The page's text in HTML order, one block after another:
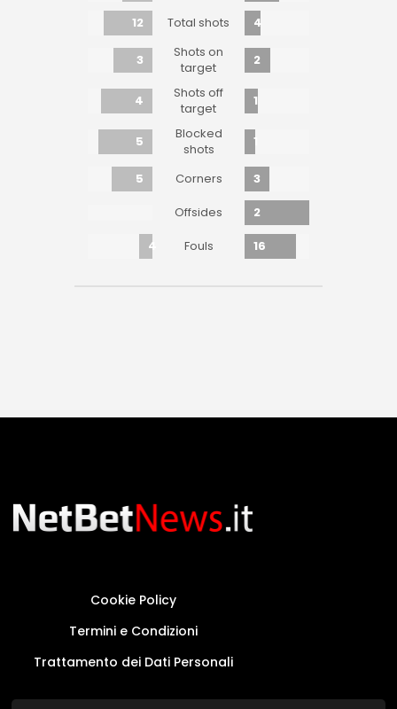
12
Total shots 4
3
Shots on
target
2
4
Shots off
target
1
5
Blocked
shots
1
5 Corners 3
Offsides
2
4
Fouls 16
Cookie Policy
Termini e Condizioni
Trattamento dei Dati Personali